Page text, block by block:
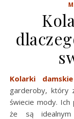
Kolarki damskie
garderoby, który
świecie mody. Ich
że są